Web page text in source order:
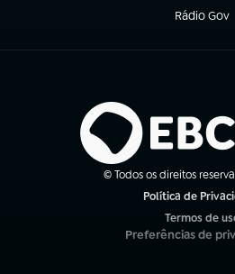
Rádio Gov
(abre em
© Todos os direitos
Política de
Termos de
(abre em
Preferências de